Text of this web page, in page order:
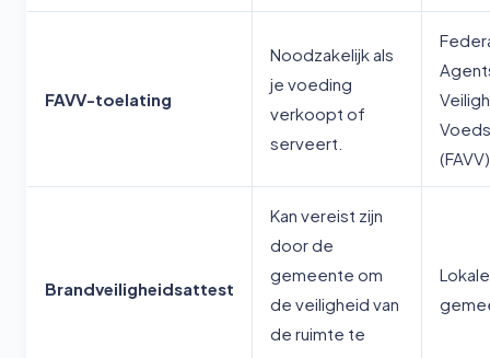
FAVV-toelating
Noodzakelijk als
je voeding
verkoopt of
serveert.
Brandveiligheidsattest
Kan vereist zijn
door de
gemeente om
de veiligheid van
de ruimte te